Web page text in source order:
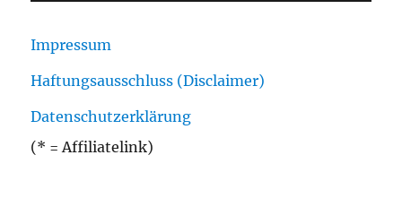
Impressum
Haftungsausschluss (Disclaimer)
Datenschutzerklärung
(* = Affiliatelink)